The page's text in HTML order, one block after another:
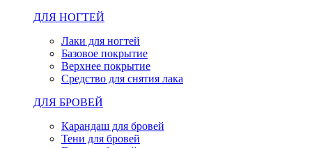
ДЛЯ НОГТЕЙ
Лаки для ногтей
Базовое покрытие
Верхнее покрытие
Средство для снятия лака
ДЛЯ БРОВЕЙ
Карандаш для бровей
Тени для бровей